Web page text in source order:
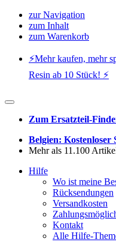
zur Navigation
zum Inhalt
zum Warenkorb
⚡️Mehr kaufen, mehr
Resin ab 10 Stück! ⚡️
Zum Ersatzteil-
Belgien: Kostenloser
Mehr als 11.100
Hilfe
Wo ist meine
Rücksendungen
Versandkosten
Kontakt
Alle Hilfe-